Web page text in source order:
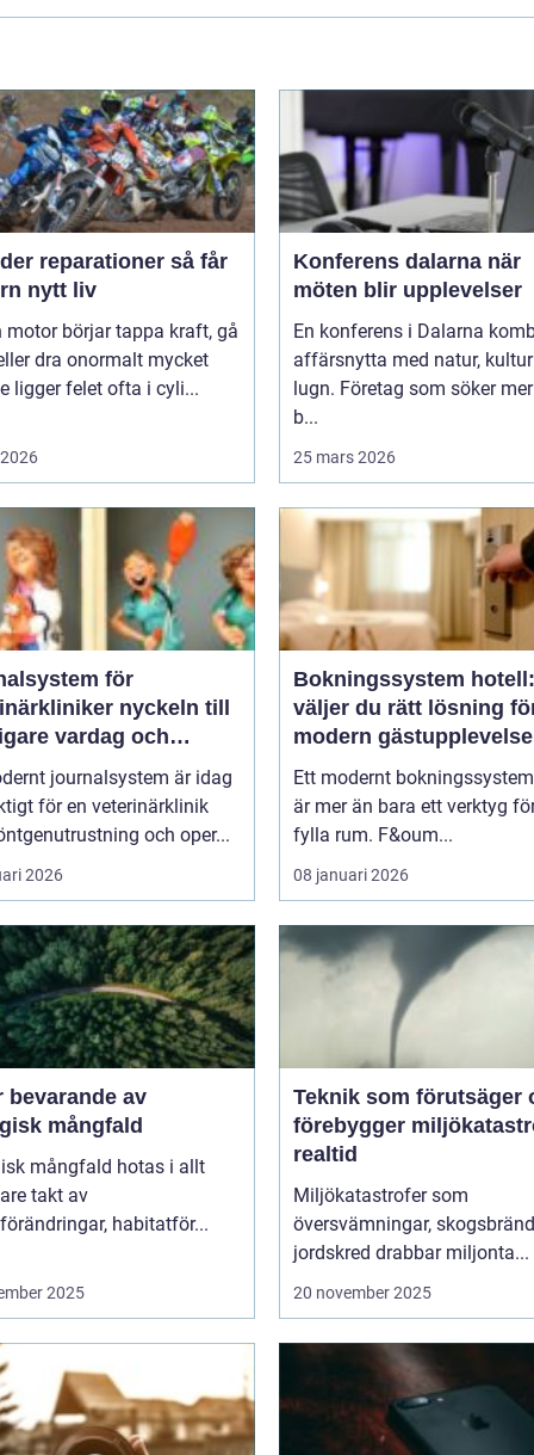
reparationer så får
nytt liv
motor börjar tappa kraft, gå
dra onormalt mycket
ligger felet ofta i cyli...
Konferens dalarna när
möten blir upplevelser
En konferens i Dalarna
affärsnytta med natur,
lugn. Företag som söker
b...
25 mars 2026
för
nyckeln till
vardag och
vård
journalsystem är idag
för en veterinärklinik
och oper...
2026
Bokningssystem
väljer du rätt lösning
modern gästupplevelse
Ett modernt
är mer än bara ett verktyg
fylla rum. F&oum...
08 januari 2026
bevarande av
mångfald
mångfald hotas i allt
takt av
habitatför...
2025
Teknik som förutsäger
förebygger
realtid
Miljökatastrofer som
översvämningar,
jordskred drabbar miljonta...
20 november 2025